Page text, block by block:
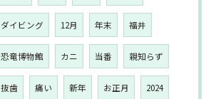
ダイビング 12月 年末 福井
恐竜博物館 カニ 当番 親知らず
抜歯 痛い 新年 お正月 2024